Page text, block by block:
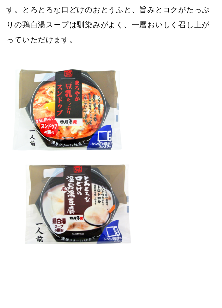
す。とろとろな口どけのおとうふと、旨みとコクがたっぷ
りの鶏白湯スープは馴染みがよく、一層おいしく召し上が
っていただけます。